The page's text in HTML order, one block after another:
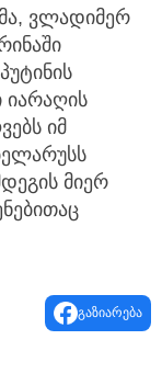
ვლადიმერ
იარაღის
იმ
მიერ
გაზიარება